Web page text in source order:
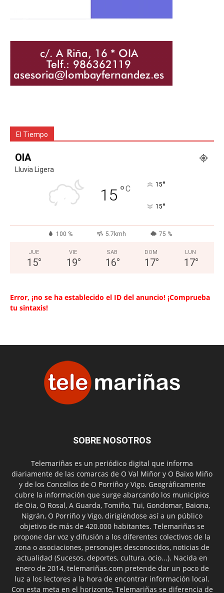
El Tiempo
OIA
Lluvia Ligera
15 °C 15°
15°
100 % 5.7kmh 75 %
JUE
15°
VIE
19°
SAB
16°
DOM
17°
LUN
17°
Error, ¡no se ha establecido el ID del anuncio! ¡Comprueba
tu sintaxis!
SOBRE NOSOTROS
Telemariñas es un periódico digital que informa
diariamente de las comarcas de O Val Miñor y O Baixo Miño
y de los Concellos de O Porriño y Vigo. Geográficamente
cubre la información que surge abarcando los municipios
de Oia, O Rosal, A Guarda, Tomiño, Tui, Gondomar, Baiona,
Nigrán, O Porriño y Vigo, dirigiéndose así a un público
objetivo de más de 420.000 habitantes. Telemariñas se
propone dar voz y difusión a los diferentes colectivos de la
zona o asociaciones, personajes desconocidos, noticias de
actualidad (Sucesos, deportes, cultura, ocio...). Nacida en
enero de 2014, telemariñas.com pretende dar un poco de
luz a los lectores a la hora de encontrar información local.
Con esta meta en el horizonte, Telemariñas se diferencia de